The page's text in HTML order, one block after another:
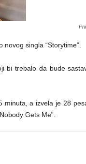
singla “Storytime”.
bi trebalo da bude
minuta, a izvela je 28
Gets Me”.